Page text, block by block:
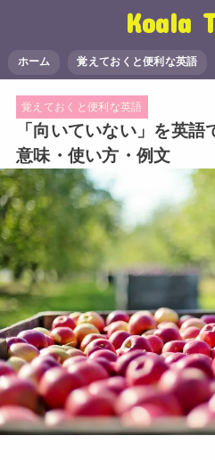
Koala
ホーム 覚えておくと便利な英語
覚えておくと便利な英語
「向いていない」を英
意味・使い方・例文